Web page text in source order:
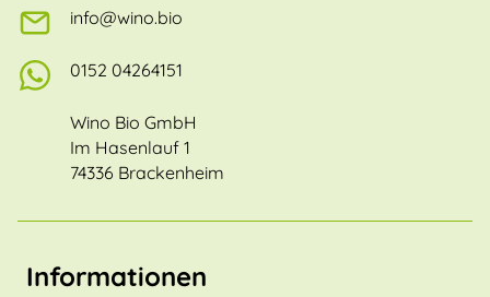
info@wino.bio
0152 04264151
Wino Bio GmbH
Im Hasenlauf 1
74336 Brackenheim
Informationen